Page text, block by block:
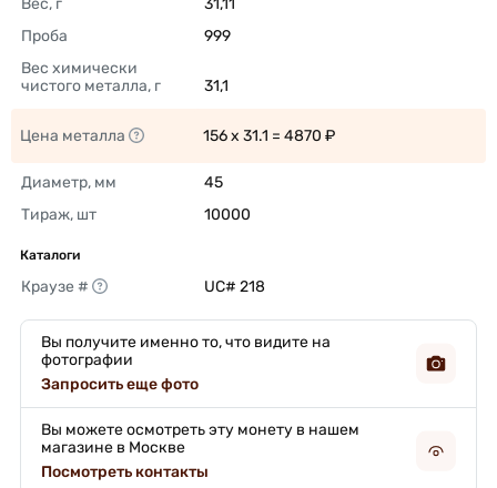
Проба
999
Вес химически
чистого металла, г
31,1
Цена металла 156 x 31.1 = 4870 ₽
Диаметр, мм
45
Тираж, шт
10000
Каталоги
Краузе # UC# 218
Вы получите именно то, что видите на
фотографии
Запросить еще фото
Вы можете осмотреть эту монету в нашем
магазине в Москве
Посмотреть контакты